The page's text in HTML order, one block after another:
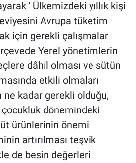
' Ülkemizdeki yıllık kişi
Avrupa tüketim
için gerekli çalışmalar
Yerel yönetimlerin
dâhil olması ve sütün
etkili olmaları
ne kadar gerekli olduğu,
dönemindeki
ürünlerinin önemi
artırılması teşvik
de besin değerleri